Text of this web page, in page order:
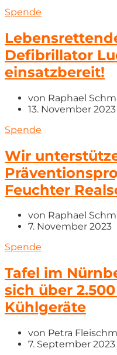
Spende
Defibrillator
einsatzbereit!
von Raphael
13. November 2023
Spende
Wir
Feuchter
von Raphael
7. November 2023
Spende
Tafel im
sich über
Kühlgeräte
von Petra
7. September 2023